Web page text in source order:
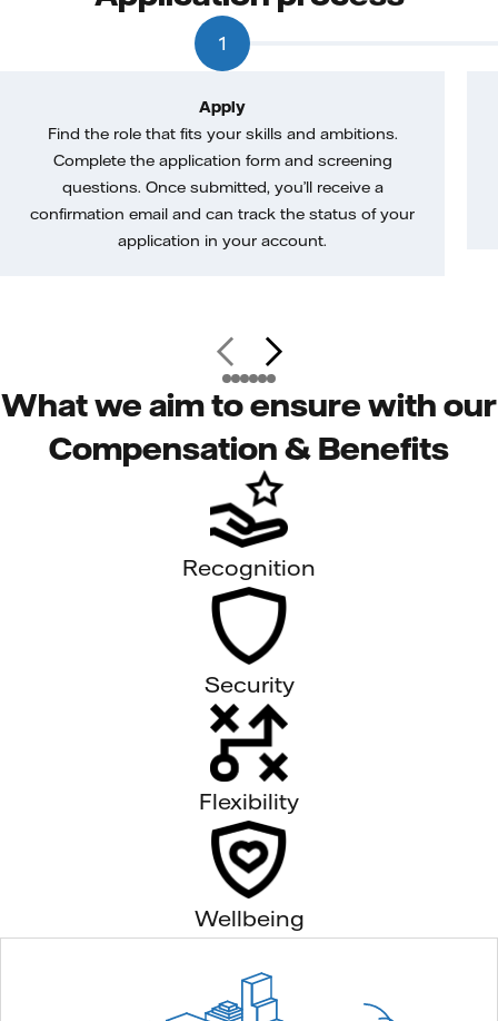
1
Apply
Find the role that fits your skills and ambitions.
Complete the application form and screening
questions. Once submitted, you’ll receive a
confirmation email and can track the status of your
application in your account.
What we aim to ensure with our
Compensation & Benefits
Recognition
Security
Flexibility
Wellbeing